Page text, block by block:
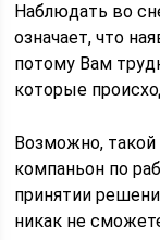
Наблюдать во
означает, что
потому Вам
которые
Возможно,
компаньон по
принятии
никак не